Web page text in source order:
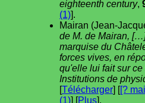
eighteenth century,
(1)].
Mairan (Jean-
de M. de Mairan,
marquise du
forces vives, en
qu'elle lui fait sur
Institutions de
[Télécharger] [[?
(1)] [Plus].